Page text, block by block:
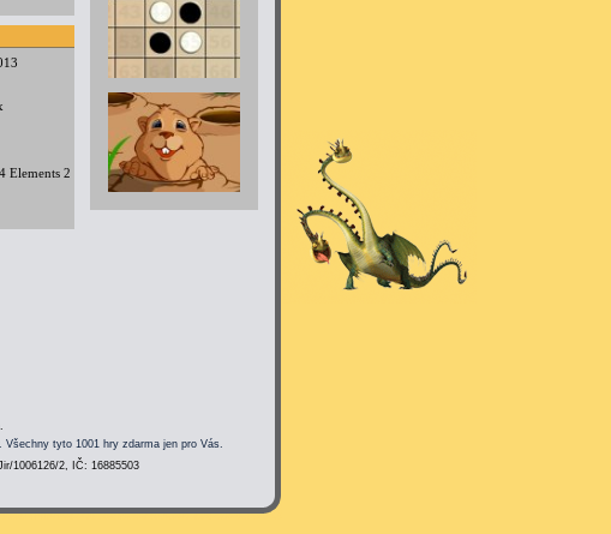
Elements 2
tyto 1001 hry zdarma jen pro Vás.
1006126/2, IČ: 16885503